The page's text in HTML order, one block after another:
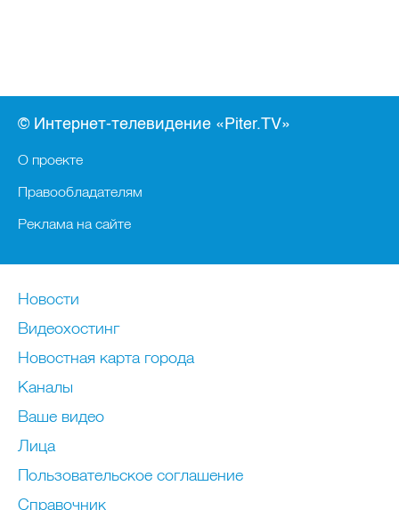
© Интернет-телевидение «Piter.TV»
О проекте
Правообладателям
Реклама на сайте
Новости
Видеохостинг
Новостная карта города
Каналы
Ваше видео
Лица
Пользовательское соглашение
Справочник